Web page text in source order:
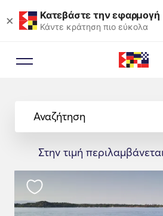
× Κατεβάστε την εφαρμογή
Κάντε κράτηση πιο εύκολα
Αναζήτηση
Στην τιμή